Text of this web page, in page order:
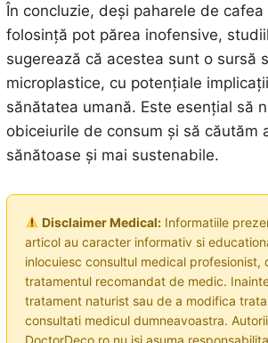
În concluzie, deși paharele de cafea
folosință pot părea inofensive,
sugerează că acestea sunt o sursă
microplastice, cu potențiale
sănătatea umană. Este esențial să
obiceiurile de consum și să căutăm
sănătoase și mai sustenabile.
Disclaimer Medical:Informatiile
articol au caracter informativ si
inlocuiesc consultul medical profesionist,
tratamentul recomandat de medic.
tratament naturist sau de a modifica
consultati medicul dumneavoastra.
DoctorDeco.ro nu isi asuma